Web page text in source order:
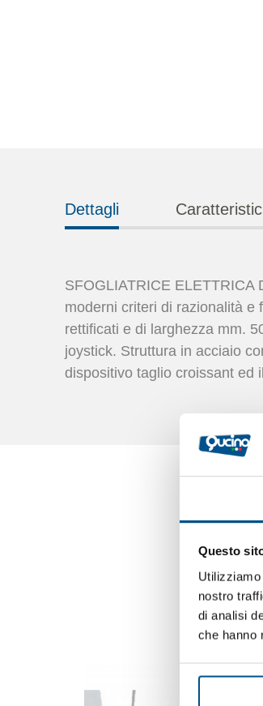
Questo
nostro
di analisi
che hanno
Dettagli
SFOGLIATRICE ELETTRICA
moderni criteri di razionalità e
rettificati e di larghezza mm.
joystick. Struttura in acciaio
dispositivo taglio croissant ed